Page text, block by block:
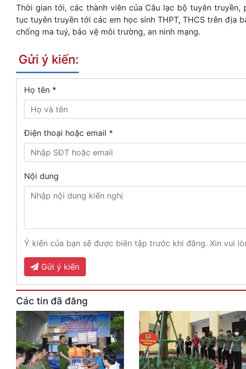
Thời gian tới, các thành viên của Câu lạc bộ tuyên
tục tuyên truyền tới các em học sinh THPT, THCS trên địa
chống ma tuý, bảo vệ môi trường, an ninh mạng.
Gửi ý kiến:
Họ tên *
Điện thoại hoặc email *
Nội dung
Ý kiến của bạn sẽ được biên tập trước khi đăng. Xin vui
Gửi ý kiến
Các tin đã đăng